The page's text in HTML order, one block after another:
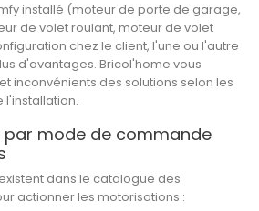
installé (moteur de porte de garage,
de volet roulant, moteur de volet
chez le client, l'une ou l'autre
d'avantages. Bricol'home vous
inconvénients des solutions selon les
l'installation.
par mode de commande
dans le catalogue des
actionner les motorisations :